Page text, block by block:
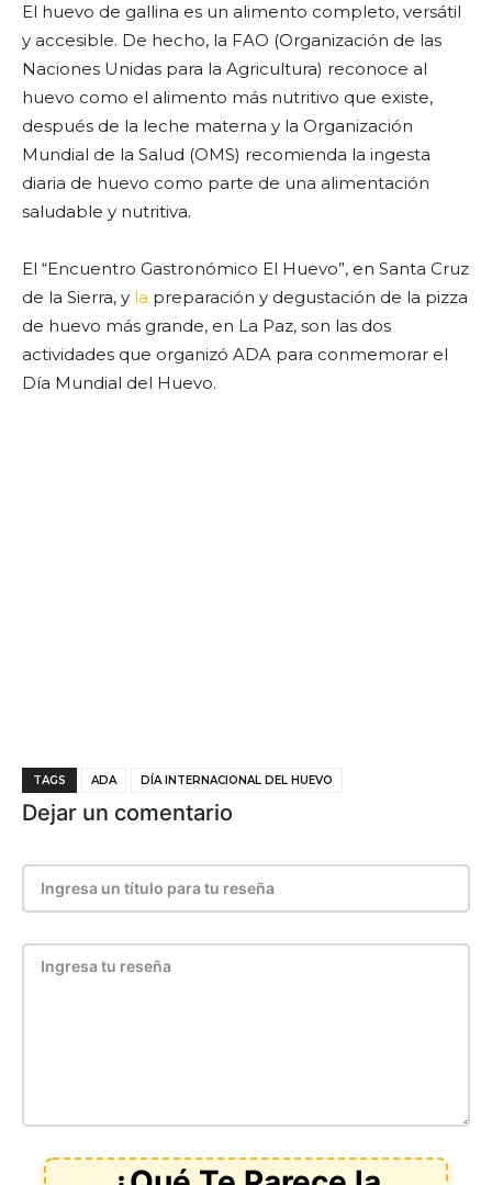
El huevo de gallina es un alimento completo, versátil
y accesible. De hecho, la FAO (Organización de las
Naciones Unidas para la Agricultura) reconoce al
huevo como el alimento más nutritivo que existe,
después de la leche materna y la Organización
Mundial de la Salud (OMS) recomienda la ingesta
diaria de huevo como parte de una alimentación
saludable y nutritiva.
El “Encuentro Gastronómico El Huevo”, en Santa Cruz
de la Sierra, y la preparación y degustación de la pizza
de huevo más grande, en La Paz, son las dos
actividades que organizó ADA para conmemorar el
Día Mundial del Huevo.
TAGS ADA DÍA INTERNACIONAL DEL HUEVO
Dejar un comentario